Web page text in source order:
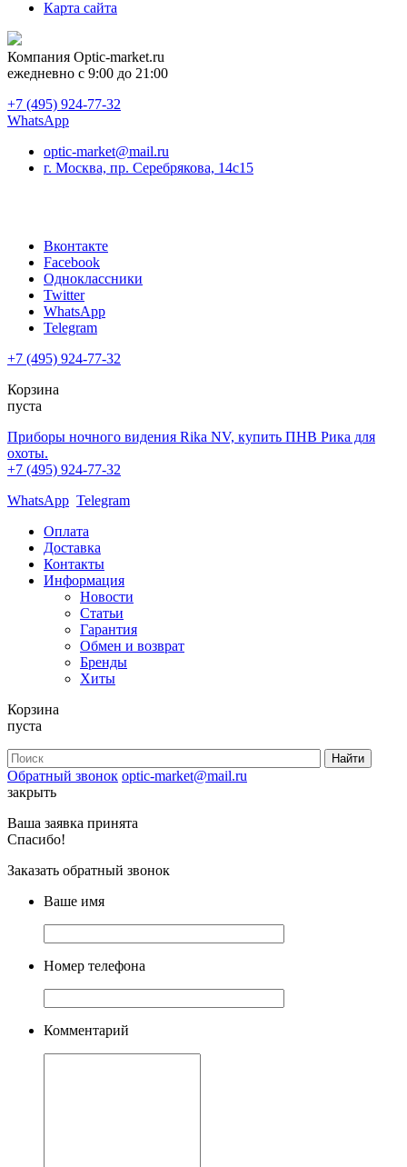
Карта сайта
Компания Optic-market.ru
ежедневно с 9:00 до 21:00
+7 (495) 924-77-32
WhatsApp
optic-market@mail.ru
г. Москва, пр. Серебрякова, 14с15
Вконтакте
Facebook
Одноклассники
Twitter
WhatsApp
Telegram
+7 (495) 924-77-32
Корзина
пуста
Приборы ночного видения Rika NV, купить ПНВ Рика для
охоты.
+7 (495) 924-77-32
WhatsApp Telegram
Оплата
Доставка
Контакты
Информация
Новости
Статьи
Гарантия
Обмен и возврат
Бренды
Хиты
Корзина
пуста
Обратный звонок optic-market@mail.ru
закрыть
Ваша заявка принята
Спасибо!
Заказать обратный звонок
Ваше имя
Номер телефона
Комментарий